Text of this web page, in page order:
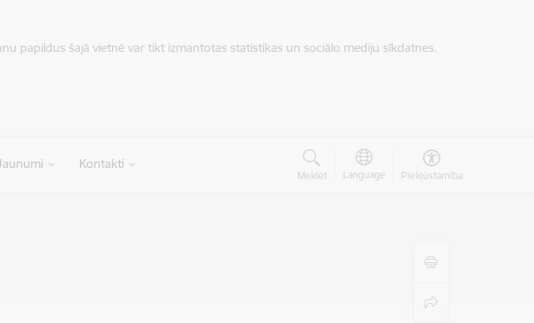
papildus šajā vietnē var tikt izmantotas statistikas un sociālo mediju sīkdatnes.
Kontakti
Meklēt Language Piekļūstamība